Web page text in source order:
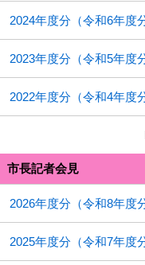
2024年度分（令和6年度
2023年度分（令和5年度
2022年度分（令和4年度
市長記者会見
2026年度分（令和8年度
2025年度分（令和7年度